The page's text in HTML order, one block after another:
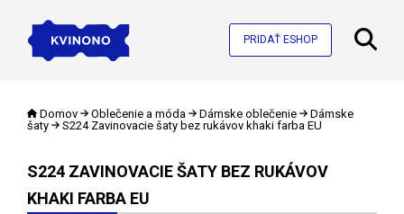
PRIDAŤ ESHOP
Domov Oblečenie a móda Dámske oblečenie
Dámske
šaty
S224 Zavinovacie šaty bez rukávov khaki farba EU
S224 ZAVINOVACIE ŠATY BEZ RUKÁVOV
KHAKI FARBA EU